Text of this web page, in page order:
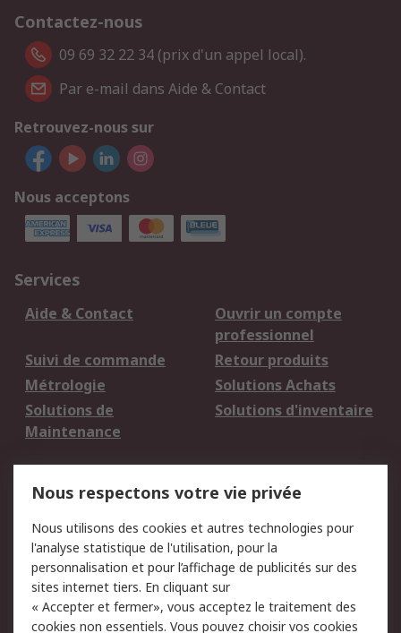
Contactez-nous
09 69 32 22 34 (prix d'un appel local).
Par e-mail dans Aide & Contact
Retrouvez-nous sur
Nous acceptons
Services
Aide & Contact
Ouvrir un compte
professionnel
Suivi de commande
Retour produits
Métrologie
Solutions Achats
Solutions de
Maintenance
Solutions d'inventaire
du site
Politique de protection
des données - Mise à
jour
Sécurité des E-mails
Conditions générales Politique anti-
Nous respectons votre vie privée
Nous utilisons des cookies et autres technologies pour
l'analyse statistique de l'utilisation, pour la
personnalisation et pour l’affichage de publicités sur des
sites internet tiers. En cliquant sur
« Accepter et fermer», vous acceptez le traitement des
cookies non essentiels. Vous pouvez choisir vos cookies